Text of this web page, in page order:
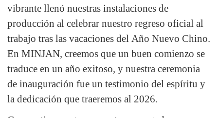
vibrante llenó nuestras instalaciones de
producción al celebrar nuestro regreso oficial al
trabajo tras las vacaciones del Año Nuevo Chino.
En MINJAN, creemos que un buen comienzo se
traduce en un año exitoso, y nuestra ceremonia
de inauguración fue un testimonio del espíritu y
la dedicación que traeremos al 2026.